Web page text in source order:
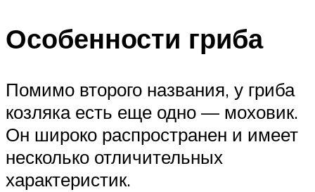
Особенности гриба
Помимо второго названия, у гриба
козляка есть еще одно — моховик.
Он широко распространен и имеет
несколько отличительных
характеристик.